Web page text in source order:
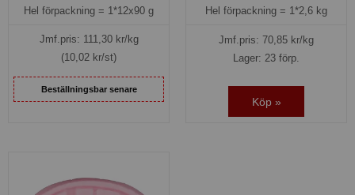
Hel förpackning = 1*12x90 g
Jmf.pris: 111,30kr/kg
(10,02 kr/st)
Beställningsbar senare
Hel förpackning = 1*2,6 kg
Jmf.pris: 70,85 kr/kg
Lager: 23 förp.
Köp »